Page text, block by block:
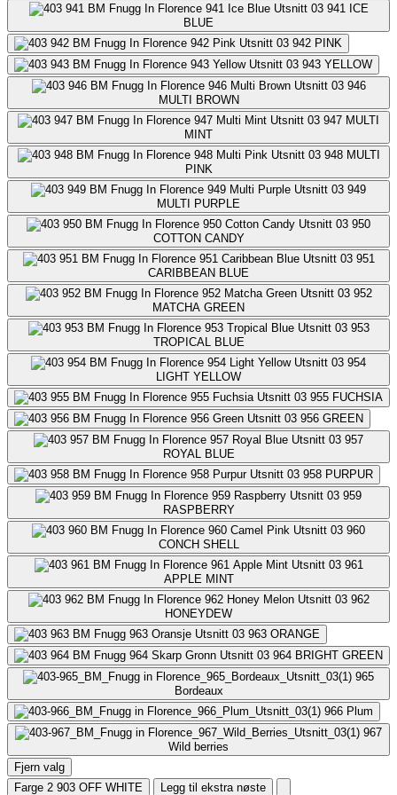
941 ICE
BLUE
942 PINK
943 YELLOW
946
MULTI BROWN
947 MULTI
MINT
948 MULTI
PINK
949
MULTI PURPLE
950
COTTON CANDY
951
CARIBBEAN BLUE
952
MATCHA GREEN
953
TROPICAL BLUE
954
LIGHT YELLOW
955 FUCHSIA
956 GREEN
957
ROYAL BLUE
958 PURPUR
959
RASPBERRY
960
CONCH SHELL
961
APPLE MINT
962
HONEYDEW
963 ORANGE
964 BRIGHT GREEN
965
Bordeaux
966 Plum
967
Wild berries
Fjern valg
Farge 2 903 OFF WHITE Legg til ekstra nøste